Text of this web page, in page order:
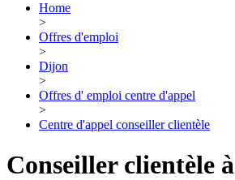
Home
>
Offres d'emploi
>
Dijon
>
Offres d' emploi centre d'appel
>
Centre d'appel conseiller clientèle
Conseiller clientèle